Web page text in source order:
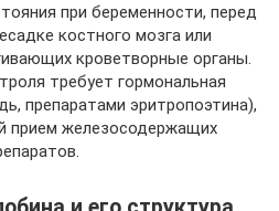
при беременности, перед
костного мозга или
кроветворные органы.
требует гормональная
препаратами эритропоэтина),
прием железосодержащих